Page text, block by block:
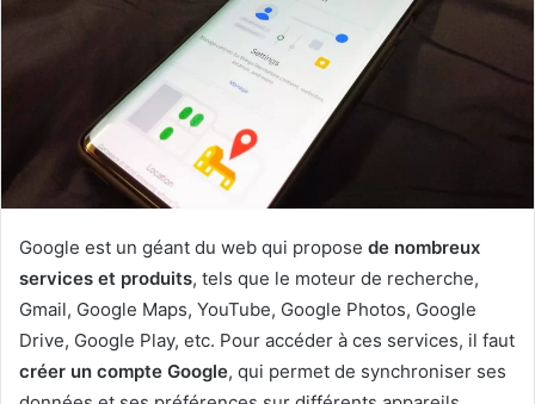
Google est un géant du web qui propose de nombreux
services et produits, tels que le moteur de recherche,
Gmail, Google Maps, YouTube, Google Photos, Google
Drive, Google Play, etc. Pour accéder à ces services, il faut
créer un compte Google, qui permet de synchroniser ses